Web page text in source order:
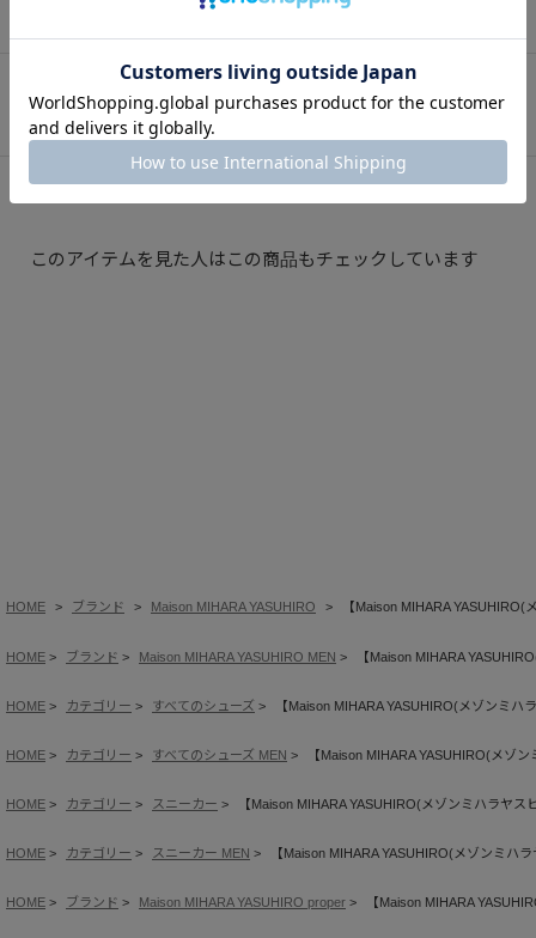
関連スナップ
このアイテムを見た人はこの商品もチェックしています
HOME ブランド Maison MIHARA YASUHIRO 【Maison MIHARA
HOME ブランド Maison MIHARA YASUHIRO MEN 【Maison MIHARA
HOME カテゴリー すべてのシューズ 【Maison MIHARA YASUHIRO(メゾンミ
HOME カテゴリー すべてのシューズ MEN 【Maison MIHARA YASUHIRO(メゾ
HOME カテゴリー スニーカー 【Maison MIHARA YASUHIRO(メゾンミハラヤ
HOME カテゴリー スニーカー MEN 【Maison MIHARA YASUHIRO(メゾンミハ
HOME ブランド Maison MIHARA YASUHIRO proper 【Maison MIHARA